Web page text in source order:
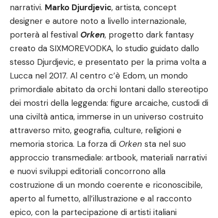
narrativi. Marko Djurdjevic, artista, concept
designer e autore noto a livello internazionale,
porterà al festival Orken, progetto dark fantasy
creato da SIXMOREVODKA, lo studio guidato dallo
stesso Djurdjevic, e presentato per la prima volta a
Lucca nel 2017. Al centro c’è Edom, un mondo
primordiale abitato da orchi lontani dallo stereotipo
dei mostri della leggenda: figure arcaiche, custodi di
una civiltà antica, immerse in un universo costruito
attraverso mito, geografia, culture, religioni e
memoria storica. La forza di Orken sta nel suo
approccio transmediale: artbook, materiali narrativi
e nuovi sviluppi editoriali concorrono alla
costruzione di un mondo coerente e riconoscibile,
aperto al fumetto, all’illustrazione e al racconto
epico, con la partecipazione di artisti italiani